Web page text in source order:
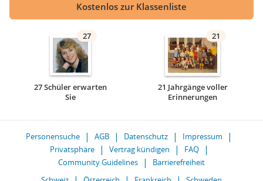
Kostenlos zur Klassenliste
27
27 Schüler erwarten
Sie
21
21 Jahrgänge voller
Erinnerungen
Personensuche AGB Datenschutz
Impressum
Privatsphäre
Vertrag kündigen
FAQ
Community Guidelines
Barrierefreiheit